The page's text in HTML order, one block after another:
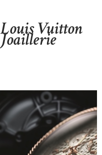
Louis Vuitton
Joaillerie